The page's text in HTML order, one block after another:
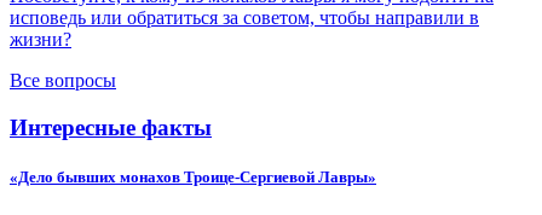
исповедь или обратиться за советом, чтобы направили в
жизни?
Все вопросы
Интересные факты
«Дело бывших монахов Троице-Сергиевой Лавры»